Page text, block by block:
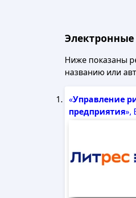
Ниже показаны
названию или
«Управление
предприятия»,